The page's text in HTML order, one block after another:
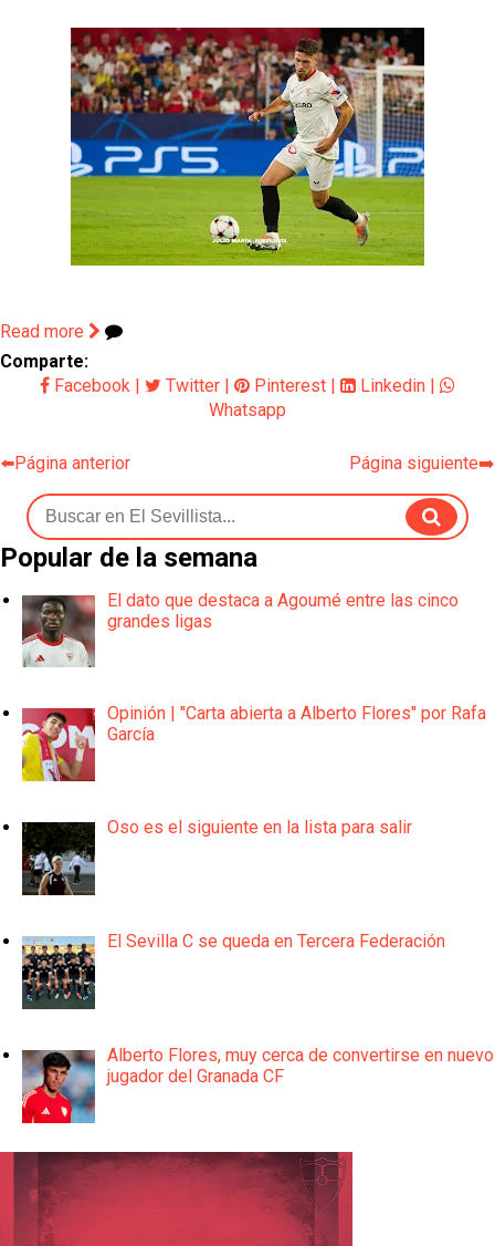
Read more
Comparte:
Facebook
Twitter Pinterest Linkedin
Whatsapp
⬅️Página anterior Página siguiente➡️
Popular de la semana
El dato que destaca a Agoumé entre las cinco
grandes ligas
Opinión | "Carta abierta a Alberto Flores" por Rafa
García
Oso es el siguiente en la lista para salir
El Sevilla C se queda en Tercera Federación
Alberto Flores, muy cerca de convertirse en nuevo
jugador del Granada CF